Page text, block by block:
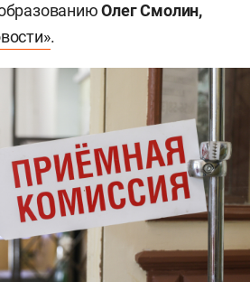
Олег Смолин,
.